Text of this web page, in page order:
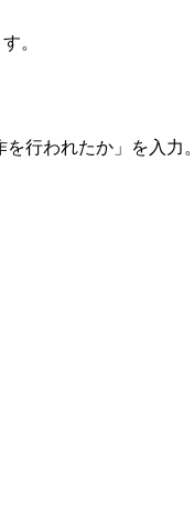
。
行われたか」を入力。